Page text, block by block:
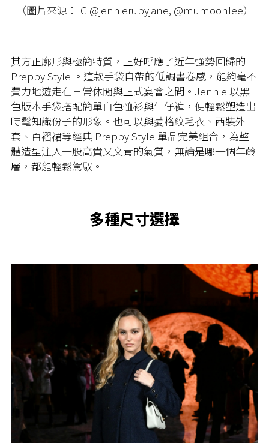
（圖片來源：IG @jennierubyjane, @mumoonlee）
其方正廓形與極簡特質，正好呼應了近年強勢回歸的
Preppy Style 。這款手袋自帶的低調書卷感，能夠毫不
費力地遊走在日常休閒與正式宴會之間。 Jennie 以黑
色版本手袋搭配簡單白色恤衫與牛仔褲，便輕鬆塑造出
時髦知識份子的形象。也可以與菱格紋毛衣、西裝外
套、百褶裙等經典 Preppy Style 單品完美組合，為整
體造型注入一股高貴又文青的氣質，無論是哪一個年齡
層，都能輕鬆駕馭。
多種尺寸選擇